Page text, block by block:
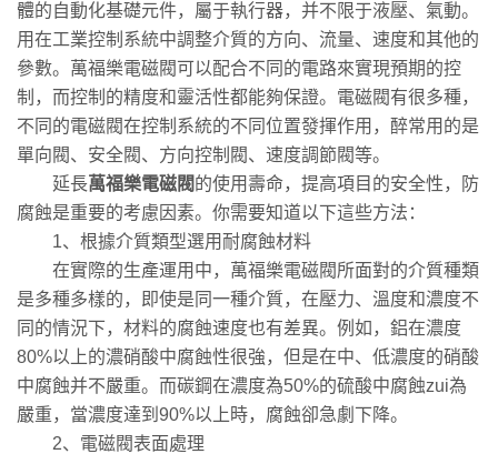
體的自動化基礎元件，屬于執行器，并不限于液壓、氣動。
用在工業控制系統中調整介質的方向、流量、速度和其他的
參數。萬福樂電磁閥可以配合不同的電路來實現預期的控
制，而控制的精度和靈活性都能夠保證。電磁閥有很多種，
不同的電磁閥在控制系統的不同位置發揮作用，醉常用的是
單向閥、安全閥、方向控制閥、速度調節閥等。
延長萬福樂電磁閥的使用壽命，提高項目的安全性，防
腐蝕是重要的考慮因素。你需要知道以下這些方法：
1、根據介質類型選用耐腐蝕材料
在實際的生產運用中，萬福樂電磁閥所面對的介質種類
是多種多樣的，即使是同一種介質，在壓力、溫度和濃度不
同的情況下，材料的腐蝕速度也有差異。例如，鋁在濃度
80%以上的濃硝酸中腐蝕性很強，但是在中、低濃度的硝酸
中腐蝕并不嚴重。而碳鋼在濃度為50%的硫酸中腐蝕zui為
嚴重，當濃度達到90%以上時，腐蝕卻急劇下降。
2、電磁閥表面處理